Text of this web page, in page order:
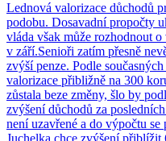
Lednová valorizace důchodů
podobu. Dosavadní propočty
vláda však může rozhodnout
v září.Senioři zatím přesně
zvýší penze. Podle
valorizace přibližně na 300
zůstala beze změny, šlo by
zvýšení důchodů za
není uzavřené a do výpočtu
Juchelka chce zvýšení